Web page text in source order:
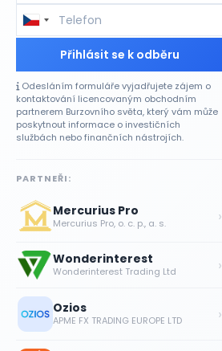
Přihlásit se k odběru
Odesláním formuláře vyjadřujete zájem o
kontaktování licencovaným obchodním
partnerem Burzovního světa, který vám může
poskytnout informace o investičních
službách nebo finančních nástrojích.
PARTNEŘI:
Mercurius Pro
Mercurius Pro, o. c. p., a. s. ›
Wonderinterest
Wonderinterest Trading Ltd ›
Ozios
APME FX TRADING EUROPE LTD ›